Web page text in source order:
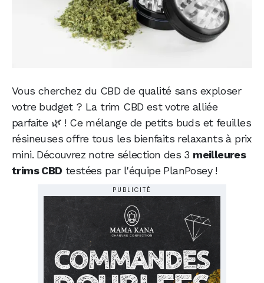
Vous cherchez du CBD de qualité sans exploser
votre budget ? La trim CBD est votre alliée
parfaite 🌿 ! Ce mélange de petits buds et feuilles
résineuses offre tous les bienfaits relaxants à prix
mini. Découvrez notre sélection des 3 meilleures
trims CBD testées par l'équipe PlanPosey !
PUBLICITÉ